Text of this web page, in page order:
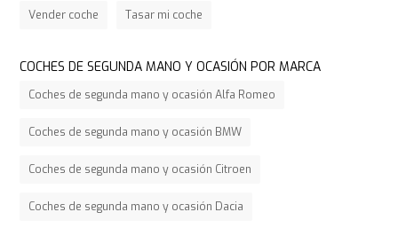
Vender coche Tasar mi coche
COCHES DE SEGUNDA MANO Y OCASIÓN POR MARCA
Coches de segunda mano y ocasión Alfa Romeo
Coches de segunda mano y ocasión BMW
Coches de segunda mano y ocasión Citroen
Coches de segunda mano y ocasión Dacia